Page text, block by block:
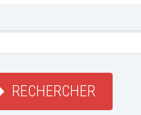
RECHERCHER